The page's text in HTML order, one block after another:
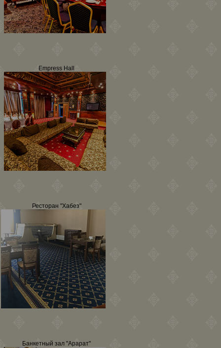
Empress Hall
Ресторан "Хабез"
Банкетный зал "Арарат"